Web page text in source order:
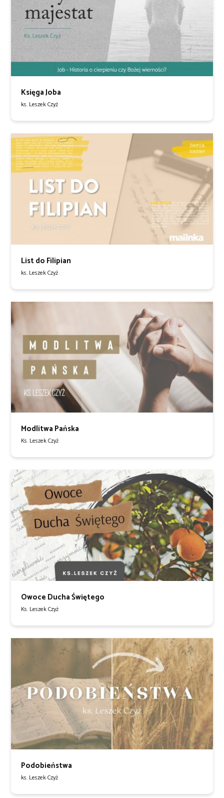
Księga Joba
ks. Leszek Czyż
List do Filipian
ks. Leszek Czyż
Modlitwa Pańska
Ks. Leszek Czyż
Owoce Ducha Świętego
Ks. Leszek Czyż
Podobieństwa
ks. Leszek Czyż